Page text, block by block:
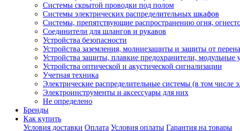
Системы скрытой проводки под полом
Системы электрических распределительных шкафов
Системы, препятствующие распространению огня,
Соединители для шлангов и рукавов
Устройства безопасности
Устройства заземления, молниезащиты и защиты от
Устройства защиты, плавкие предохранители, модульные
Устройства оптической и акустической сигнализации
Учетная техника
Электрические распределительные системы (в том числе
Электроинструменты и аксессуары для них
Не определено
Бренды
Как купить
Условия доставки Оплата Условия оплаты Гарантия на товары